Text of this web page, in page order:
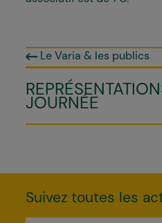
Le Varia & les publics
JOURNÉE
Suivez toutes les